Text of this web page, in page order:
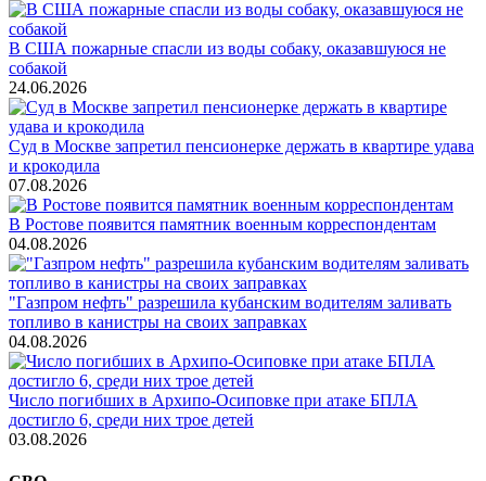
В США пожарные спасли из воды собаку, оказавшуюся не
собакой
24.06.2026
Суд в Москве запретил пенсионерке держать в квартире удава
и крокодила
07.08.2026
В Ростове появится памятник военным корреспондентам
04.08.2026
"Газпром нефть" разрешила кубанским водителям заливать
топливо в канистры на своих заправках
04.08.2026
Число погибших в Архипо-Осиповке при атаке БПЛА
достигло 6, среди них трое детей
03.08.2026